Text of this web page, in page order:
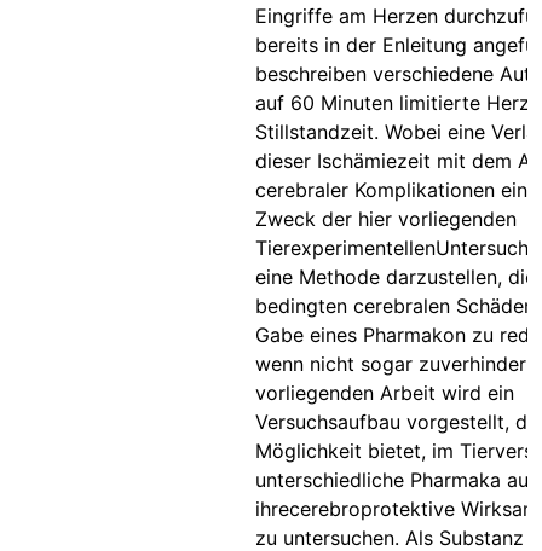
Eingriffe am Herzen
bereits in der Enleitung
beschreiben verschiedene
auf 60 Minuten limitierte
Stillstandzeit. Wobei eine
dieser Ischämiezeit mit dem
cerebraler Komplikationen
Zweck der hier vorliegenden
eine Methode darzustellen, die
bedingten cerebralen
Gabe eines Pharmakon zu
wenn nicht sogar
vorliegenden Arbeit wird ein
Versuchsaufbau vorgestellt,
Möglichkeit bietet, im
unterschiedliche Pharmaka auf
ihrecerebroprotektive
zu untersuchen. Als Substanz